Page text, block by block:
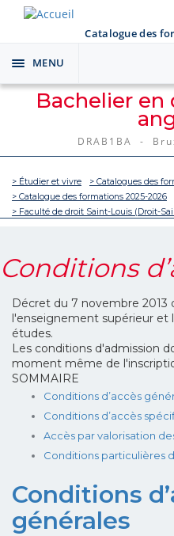
Catalogue des
Toggle
navigation
MENU
Bachelier en
DRAB1BA -
> Étudier et vivre
> Catalogues des
> Catalogue des formations 2025-2026
> Faculté de droit Saint-Louis (Droit-
Conditions
Décret du 7 novembre 2013
l'enseignement supérieur et
études.
Les conditions d'admission
moment même de
SOMMAIRE
Conditions d’accès
Conditions d’accès
Accès par valorisation
Conditions particulières
Conditions
générales